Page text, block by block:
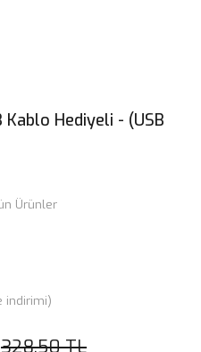
Kablo Hediyeli - (USB
Ürünler
indirimi)
328,50 TL